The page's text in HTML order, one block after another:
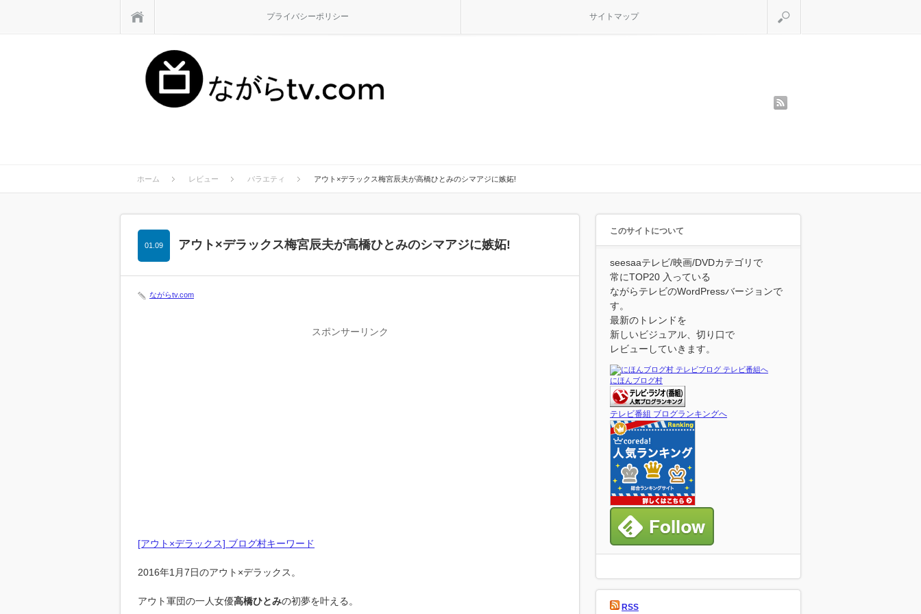
プライバシーポリシー サイトマップ
ホーム レビュー バラエティ アウト×デラックス梅宮辰夫が高橋ひとみのシマアジに嫉妬!
アウト×デラックス梅宮辰夫が高橋ひとみのシマアジに嫉妬!
01.09
ながらtv.com
スポンサーリンク
[アウト×デラックス] ブログ村キーワード
2016年1月7日のアウト×デラックス。
アウト軍団の一人女優高橋ひとみの初夢を叶える。
このサイトについて
seesaaテレビ/映画/DVDカテゴリで
常にTOP20 入っている
ながらテレビのWordPressバージョンで
す。
最新のトレンドを
新しいビジュアル、切り口で
レビューしていきます。
にほんブログ村
テレビ番組 ブログランキングへ
RSS